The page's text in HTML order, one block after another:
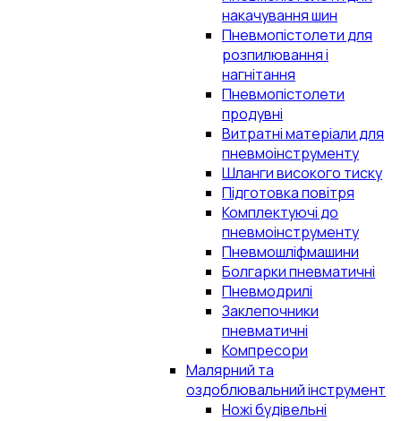
накачування шин
Пневмопістолети для
розпилювання і
нагнітання
Пневмопістолети
продувні
Витратні матеріали для
пневмоінструменту
Шланги високого тиску
Підготовка повітря
Комплектуючі до
пневмоінструменту
Пневмошліфмашини
Болгарки пневматичні
Пневмодрилі
Заклепочники
пневматичні
Компресори
Малярний та
оздоблювальний інструмент
Ножі будівельні